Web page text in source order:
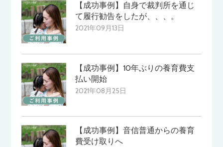
【成功事例】自身で裁判所を通じ
て履行勧告をしたが、、、。
2021年09月13日
【成功事例】10年ぶりの養育費支
払い開始
2021年08月25日
【成功事例】音信普通からの養育
費受け取りへ